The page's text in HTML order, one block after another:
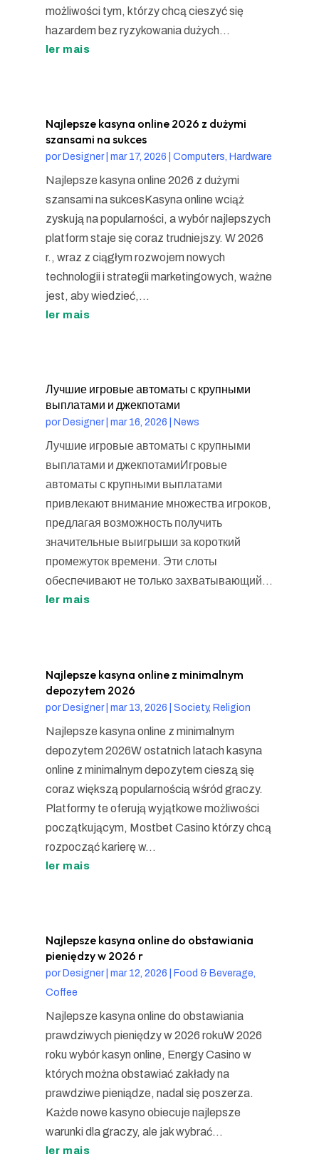
możliwości tym, którzy chcą cieszyć się
hazardem bez ryzykowania dużych...
ler mais
Najlepsze kasyna online 2026 z dużymi
szansami na sukces
por Designer| mar 17, 2026 Computers, Hardware
Najlepsze kasyna online 2026 z dużymi
szansami na sukcesKasyna online wciąż
zyskują na popularności, a wybór najlepszych
platform staje się coraz trudniejszy. W 2026
r., wraz z ciągłym rozwojem nowych
technologii i strategii marketingowych, ważne
jest, aby wiedzieć,...
ler mais
Лучшие игровые автоматы с крупными
выплатами и джекпотами
por Designer| mar 16, 2026 News
Лучшие игровые автоматы с крупными
выплатами и джекпотамиИгровые
автоматы с крупными выплатами
привлекают внимание множества игроков,
предлагая возможность получить
значительные выигрыши за короткий
промежуток времени. Эти слоты
обеспечивают не только захватывающий...
ler mais
Najlepsze kasyna online z minimalnym
depozytem 2026
porDesigner| mar 13, 2026 Society, Religion
Najlepsze kasyna online z minimalnym
depozytem 2026W ostatnich latach kasyna
online z minimalnym depozytem cieszą się
coraz większą popularnością wśród graczy.
Platformy te oferują wyjątkowe możliwości
początkującym, Mostbet Casino którzy chcą
rozpocząć karierę w...
ler mais
Najlepsze kasyna online do obstawiania
pieniędzy w 2026 r
porDesigner| mar 12, 2026
Food & Beverage,
Coffee
Najlepsze kasyna online do obstawiania
prawdziwych pieniędzy w 2026 rokuW 2026
roku wybór kasyn online, Energy Casino w
których można obstawiać zakłady na
prawdziwe pieniądze, nadal się poszerza.
Każde nowe kasyno obiecuje najlepsze
warunki dla graczy, ale jak wybrać...
ler mais